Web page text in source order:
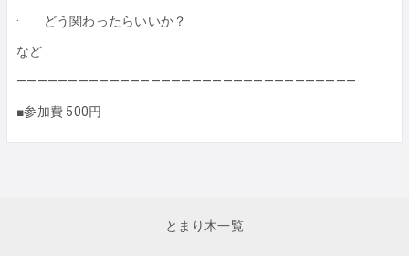
· どう関わったらいいか？
など
—————————————————————————————————
■参加費 500円
とまり木一覧